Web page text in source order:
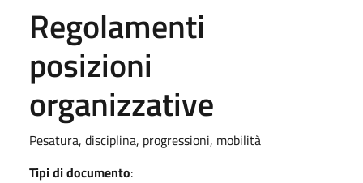
Regolamenti
posizioni
organizzative
Pesatura, disciplina, progressioni, mobilità
Tipi di documento: